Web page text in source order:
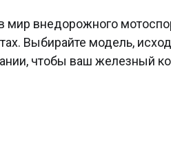
мир внедорожного
Выбирайте модель,
чтобы ваш железный